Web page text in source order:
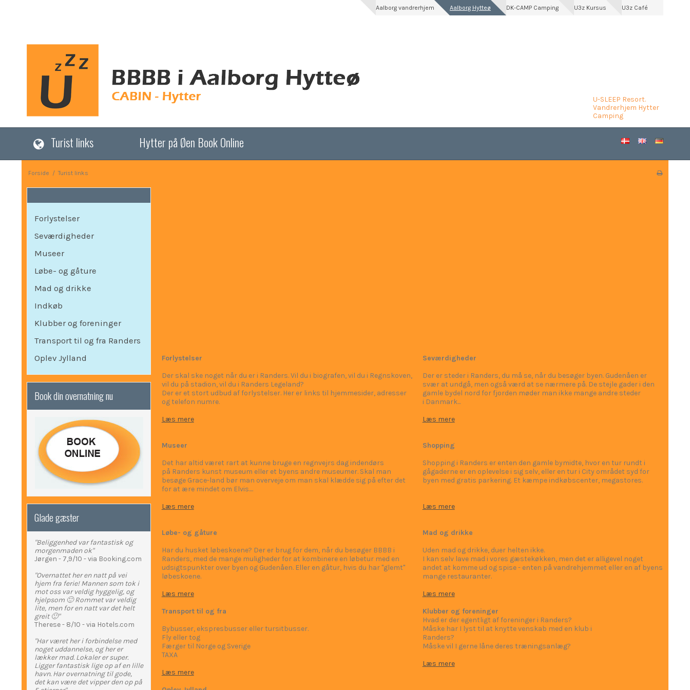
Aalborg vandrerhjem Aalborg Hytteø DK-CAMP Camping U3z Kursus U3z Café
U-SLEEP Resort.
Vandrerhjem Hytter
Camping
Turist links Hytter på Øen Book Online
Forside / Turist links
Forlystelser
Seværdigheder
Museer
Løbe- og gåture
Mad og drikke
Indkøb
Klubber og foreninger
Transport til og fra Randers
Oplev Jylland
Book din overnatning nu
Glade gæster
"Beliggenhed var fantastisk og
morgenmaden ok"
Jørgen - 7,9/10 - via Booking.com
"Overnattet her en natt på vei
hjem fra ferie! Mannen som tok i
mot oss var veldig hyggelig, og
hjelpsom 🙂 Rommet var veldig
lite, men for en natt var det helt
greit 🙂"
Therese - 8/10 - via Hotels.com
"Har været her i forbindelse med
noget uddannelse, og her er
lækker mad. Lokaler er super.
Ligger fantastisk lige op af en lille
havn. Har overnatning til gode,
det kan være det vipper den op på
Forlystelser
Der skal ske noget når du er i Randers. Vil du i biografen, vil du i Regnskoven,
vil du på stadion, vil du i Randers Legeland?
Der er et stort udbud af forlystelser. Her er links til hjemmesider, adresser
og telefon numre.
Læs mere
Seværdigheder
Der er steder i Randers, du må se, når du besøger byen. Gudenåen er
svær at undgå, men også værd at se nærmere på. De stejle gader i den
gamle bydel nord for fjorden møder man ikke mange andre steder
i Danmark...
Læs mere
Museer
Det har altid været rart at kunne bruge en regnvejrs dag indendørs
på Randers kunst museum eller et byens andre museumer. Skal man
besøge Grace-land bør man overveje om man skal klædde sig på efter det
for at ære mindet om Elvis....
Læs mere
Shopping
Shopping i Randers er enten den gamle bymidte, hvor en tur rundt i
gågaderne er en oplevelse i sig selv, eller en tur i City området syd for
byen med gratis parkering. Et kæmpe indkøbscenter, megastores.
Læs mere
Løbe- og gåture
Har du husket løbeskoene? Der er brug for dem, når du besøger BBBB i
Randers, med de mange muligheder for at kombinere en løbetur med en
udsigtspunkter over byen og Gudenåen. Eller en gåtur, hvis du har "glemt"
løbeskoene.
Læs mere
Transport til og fra
Bybusser, ekspresbusser eller tursitbusser.
Fly eller tog
Færger til Norge og Sverige
TAXA
Læs mere
Mad og drikke
Uden mad og drikke, duer helten ikke.
I kan selv lave mad i vores gæstekøkken, men det er alligevel noget
andet at komme ud og spise - enten på vandrehjemmet eller en af byens
mange restauranter.
Læs mere
Klubber og foreninger
Hvad er der egentligt af foreninger i Randers?
Måske har I lyst til at knytte venskab med en klub i
Randers?
Måske vil I gerne låne deres træningsanlæg?
Læs mere